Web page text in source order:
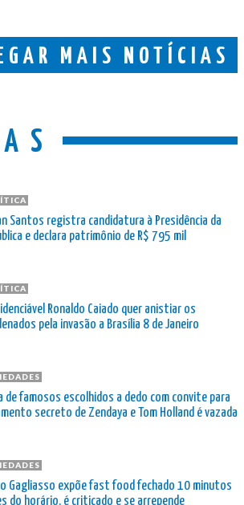
MAIS NOTÍCIAS
Santos registra candidatura à Presidência da
e declara patrimônio de R$ 795 mil
Ronaldo Caiado quer anistiar os
pela invasão a Brasília 8 de Janeiro
de famosos escolhidos a dedo com convite para
secreto de Zendaya e Tom Holland é vazada
Gagliasso expõe fast food fechado 10 minutos
do horário, é criticado e se arrepende